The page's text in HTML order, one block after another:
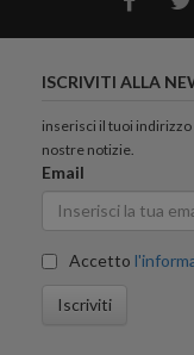
ISCRIVITI ALLA
inserisci il tuoi
nostre notizie.
Email
Accetto
Iscriviti